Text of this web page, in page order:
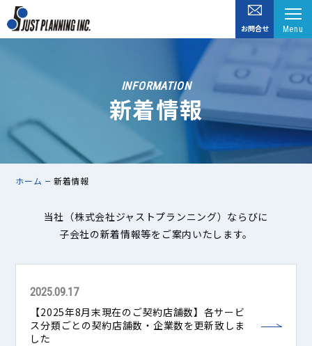
お問合せ Menu
INFORMATION
新着情報
ホーム 新着情報
当社（株式会社ジャストプランニング）ならびに
子会社の新着情報等をご案内いたします。
2025.09.17
【2025年8月末現在のご契約店舗数】各サービ
ス分類ごとの契約店舗数・企業数を更新致しま
した